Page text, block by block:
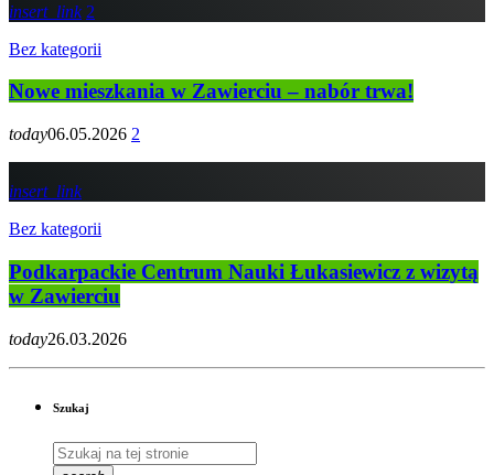
insert_link 2
Bez kategorii
Nowe mieszkania w Zawierciu – nabór trwa!
today06.05.2026 2
insert_link
Bez kategorii
Podkarpackie Centrum Nauki Łukasiewicz z wizytą
w Zawierciu
today26.03.2026
Szukaj